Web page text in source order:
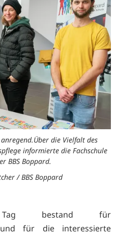
die Vielfalt des
informierte die Fachschule
BBS Boppard.
/ BBS Boppard
bestand für
und für die interessierte